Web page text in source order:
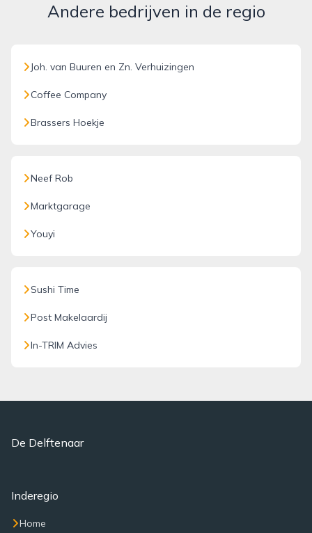
Andere bedrijven in de regio
Joh. van Buuren en Zn. Verhuizingen
Coffee Company
Brassers Hoekje
Neef Rob
Marktgarage
Youyi
Sushi Time
Post Makelaardij
In-TRIM Advies
De Delftenaar
Inderegio
Home